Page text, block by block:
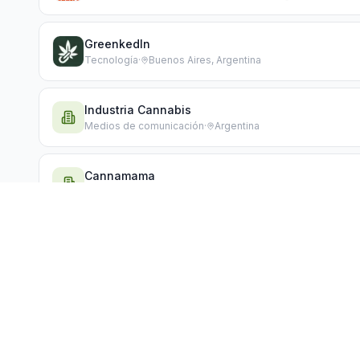
GreenkedIn
Tecnología· Buenos Aires, Argentina
Industria Cannabis
Medios de comunicación· Argentina
Cannamama